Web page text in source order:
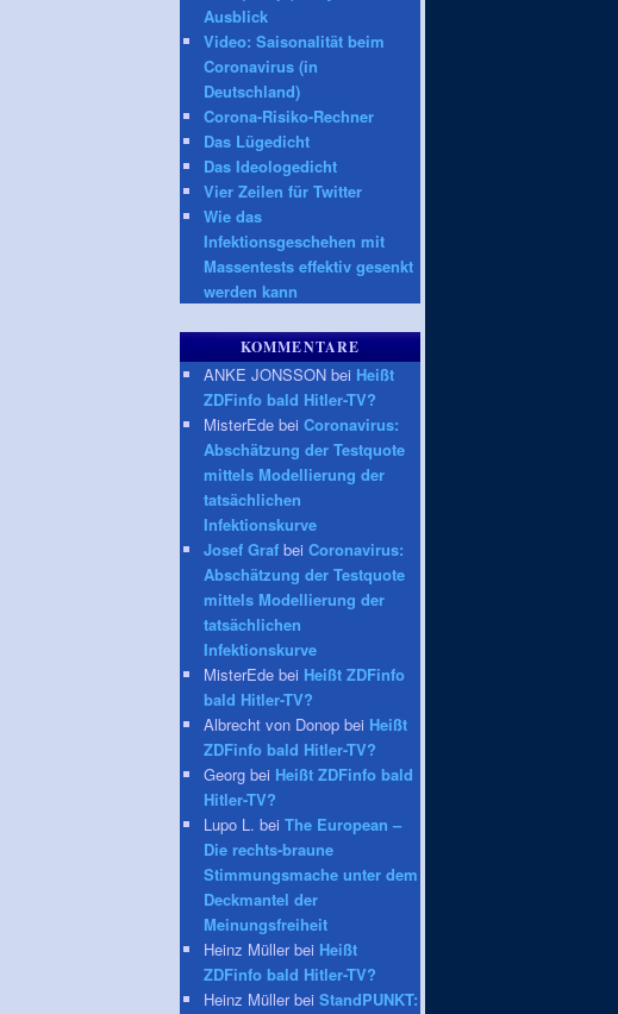
Ausblick
Video: Saisonalität beim
Coronavirus (in
Deutschland)
Corona-Risiko-Rechner
Das Lügedicht
Das Ideologedicht
Vier Zeilen für Twitter
Wie das
Infektionsgeschehen mit
Massentests effektiv gesenkt
werden kann
KOMMENTARE
ANKE JONSSON bei Heißt
ZDFinfo bald Hitler-TV?
MisterEde bei Coronavirus:
Abschätzung der Testquote
mittels Modellierung der
tatsächlichen
Infektionskurve
Josef Graf bei Coronavirus:
Abschätzung der Testquote
mittels Modellierung der
tatsächlichen
Infektionskurve
MisterEde bei Heißt ZDFinfo
bald Hitler-TV?
Albrecht von Donop bei Heißt
ZDFinfo bald Hitler-TV?
Georg bei Heißt ZDFinfo bald
Hitler-TV?
Lupo L. bei The European –
Die rechts-braune
Stimmungsmache unter dem
Deckmantel der
Meinungsfreiheit
Heinz Müller bei Heißt
ZDFinfo bald Hitler-TV?
Heinz Müller bei StandPUNKT: